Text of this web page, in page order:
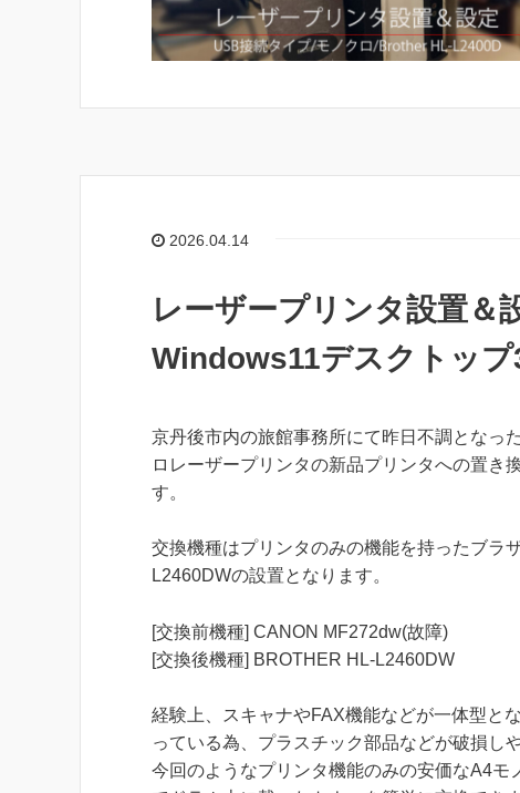
2026.04.14
レーザープリンタ設置＆
Windows11デスクトッ
京丹後市内の旅館事務所にて昨日不調となっ
ロレーザープリンタの新品プリンタへの置き
す。
交換機種はプリンタのみの機能を持ったブラ
L2460DWの設置となります。
[交換前機種] CANON MF272dw(故障)
[交換後機種] BROTHER HL-L2460DW
経験上、スキャナやFAX機能などが一体型と
っている為、プラスチック部品などが破損し
今回のようなプリンタ機能のみの安価なA4